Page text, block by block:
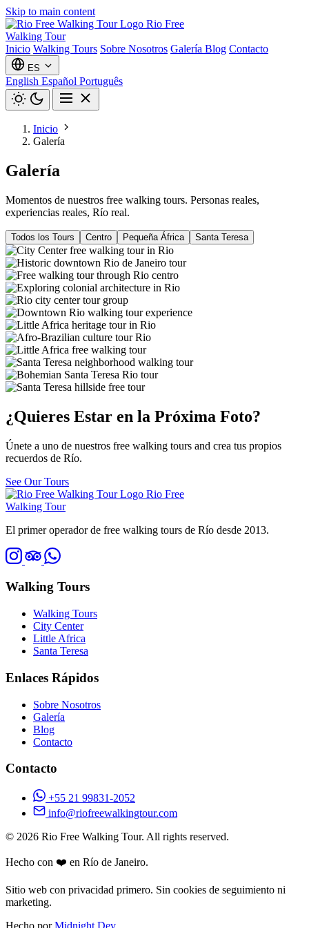
Skip to main content
Rio Free
Walking Tour
Inicio Walking Tours Sobre Nosotros Galería Blog Contacto
ES
English Español Português
Inicio
Galería
Galería
Momentos de nuestros free walking tours. Personas reales,
experiencias reales, Río real.
Todos los Tours Centro Pequeña África Santa Teresa
¿Quieres Estar en la Próxima Foto?
Únete a uno de nuestros free walking tours and crea tus propios
recuerdos de Río.
See Our Tours
Rio Free
Walking Tour
El primer operador de free walking tours de Río desde 2013.
Walking Tours
Walking Tours
City Center
Little Africa
Santa Teresa
Enlaces Rápidos
Sobre Nosotros
Galería
Blog
Contacto
Contacto
+55 21 99831-2052
info@riofreewalkingtour.com
© 2026 Rio Free Walking Tour. All rights reserved.
Hecho con ❤️ en Río de Janeiro.
Sitio web con privacidad primero. Sin cookies de seguimiento ni
marketing.
Hecho porMidnight Dev